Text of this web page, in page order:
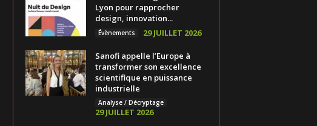
Lyon pour rapprocher
design, innovation...
Évènements 29 JUILLET 2026
Sanofi appelle l’Europe à
transformer son excellence
scientifique en puissance
industrielle
Analyse / Décryptage
29 JUILLET 2026